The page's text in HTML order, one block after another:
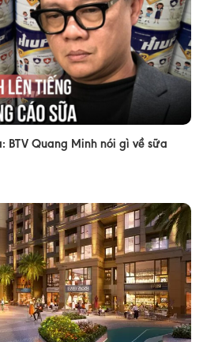
BTV Quang Minh nói gì về sữa